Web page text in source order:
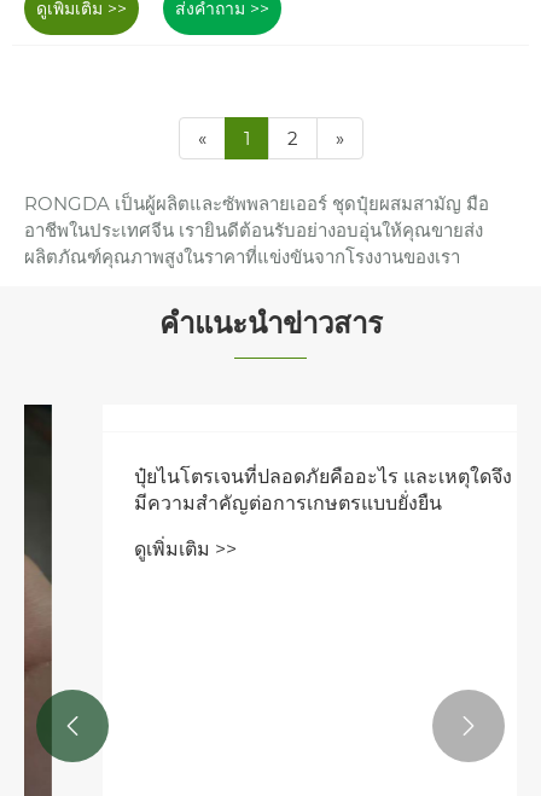
ดูเพิ่มเติม >> ส่งคำถาม >>
« 1 2 »
RONGDA เป็นผู้ผลิตและซัพพลายเออร์ ชุดปุ๋ยผสมสามัญ มือ
อาชีพในประเทศจีน เรายินดีต้อนรับอย่างอบอุ่นให้คุณขายส่ง
ผลิตภัณฑ์คุณภาพสูงในราคาที่แข่งขันจากโรงงานของเรา
คำแนะนำข่าวสาร
ปุ๋ยไนโตรเจนที่ปลอดภัยคืออะไร และเหตุใดจึง
มีความสำคัญต่อการเกษตรแบบยั่งยืน
ดูเพิ่มเติม >>
 